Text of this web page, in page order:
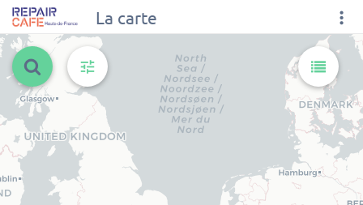
La carte